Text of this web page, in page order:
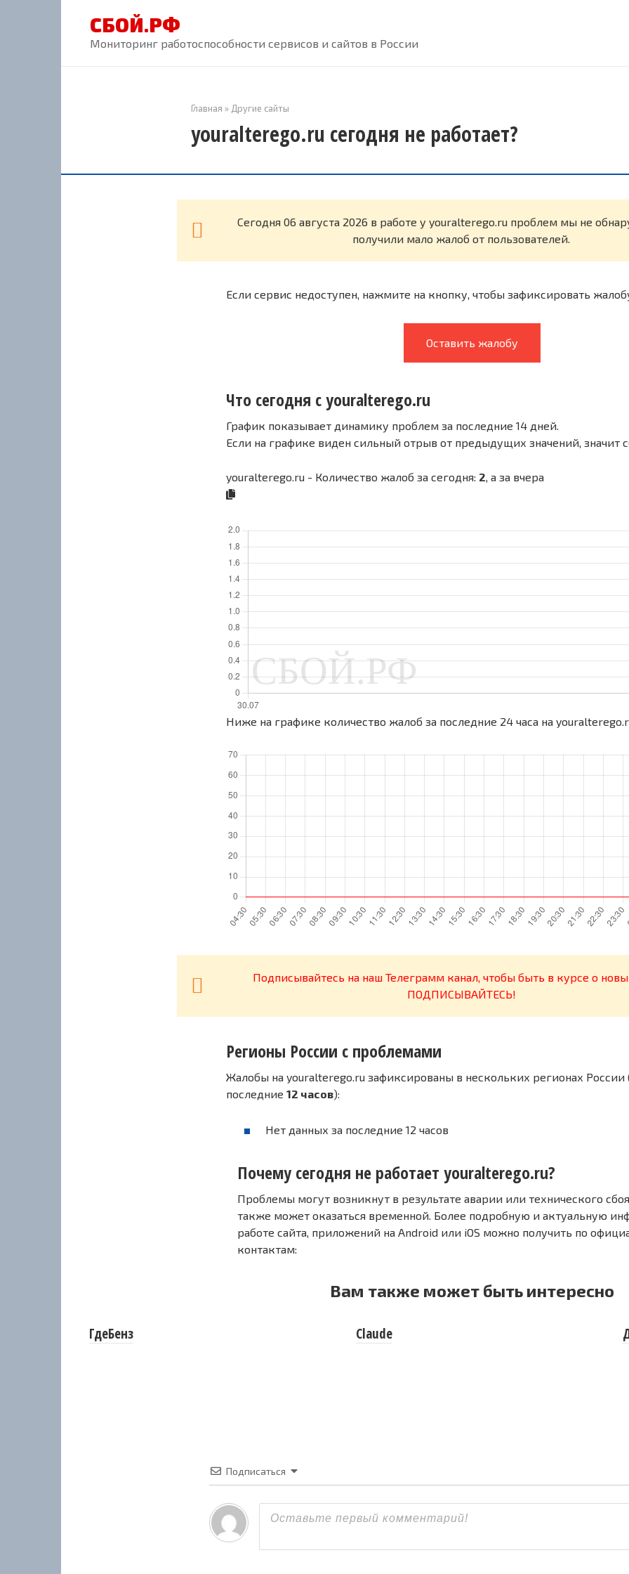
СБОЙ.РФ
Мониторинг работоспособности сервисов и сайтов в России
Главная » Другие сайты
youralterego.ru сегодня не работает?
Cегодня 06 августа 2026 в работе у youralterego.ru проблем мы не
получили мало жалоб от пользователей.
Если сервис недоступен, нажмите на кнопку, чтобы зафиксировать
Оставить жалобу
Что сегодня с youralterego.ru
График показывает динамику проблем за последние 14 дней.
Если на графике виден сильный отрыв от предыдущих значений, значит
youralterego.ru - Количество жалоб за сегодня: 2, а за вчера
Ниже на графике количество жалоб за последние 24 часа на
Подписывайтесь на наш Телеграмм канал, чтобы быть в курсе о
ПОДПИСЫВАЙТЕСЬ!
Регионы России с проблемами
Жалобы на youralterego.ru зафиксированы в нескольких регионах России
последние 12 часов):
Нет данных за последние 12 часов
Почему сегодня не работает youralterego.ru?
Проблемы могут возникнут в результате аварии или технического
также может оказаться временной. Более подробную и актуальную
работе сайта, приложений на Android или iOS можно получить по
контактам:
Вам также может быть интересно
ГдеБенз Claude
Подписаться